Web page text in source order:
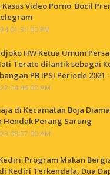
Kasus Video Porno 'Bocil
01:31:00 PM
HW Ketua Umum
Terate dilantik sebagai
PB IPSI Periode 2021
04:46:00 AM
di Kecamatan Boja
Hendak Perang Sarung
08:57:00 AM
Kediri: Program Makan
Kediri Terkendala, Dua